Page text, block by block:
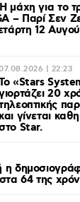
μάχη για το
– Παρί Σεν
12
| 22:23
«Stars
20
και γίνεται
Star.
64 της